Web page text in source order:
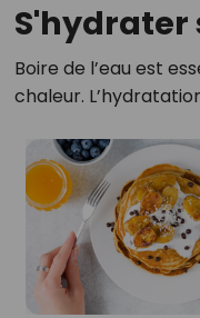
Boire de l’eau est
chaleur.